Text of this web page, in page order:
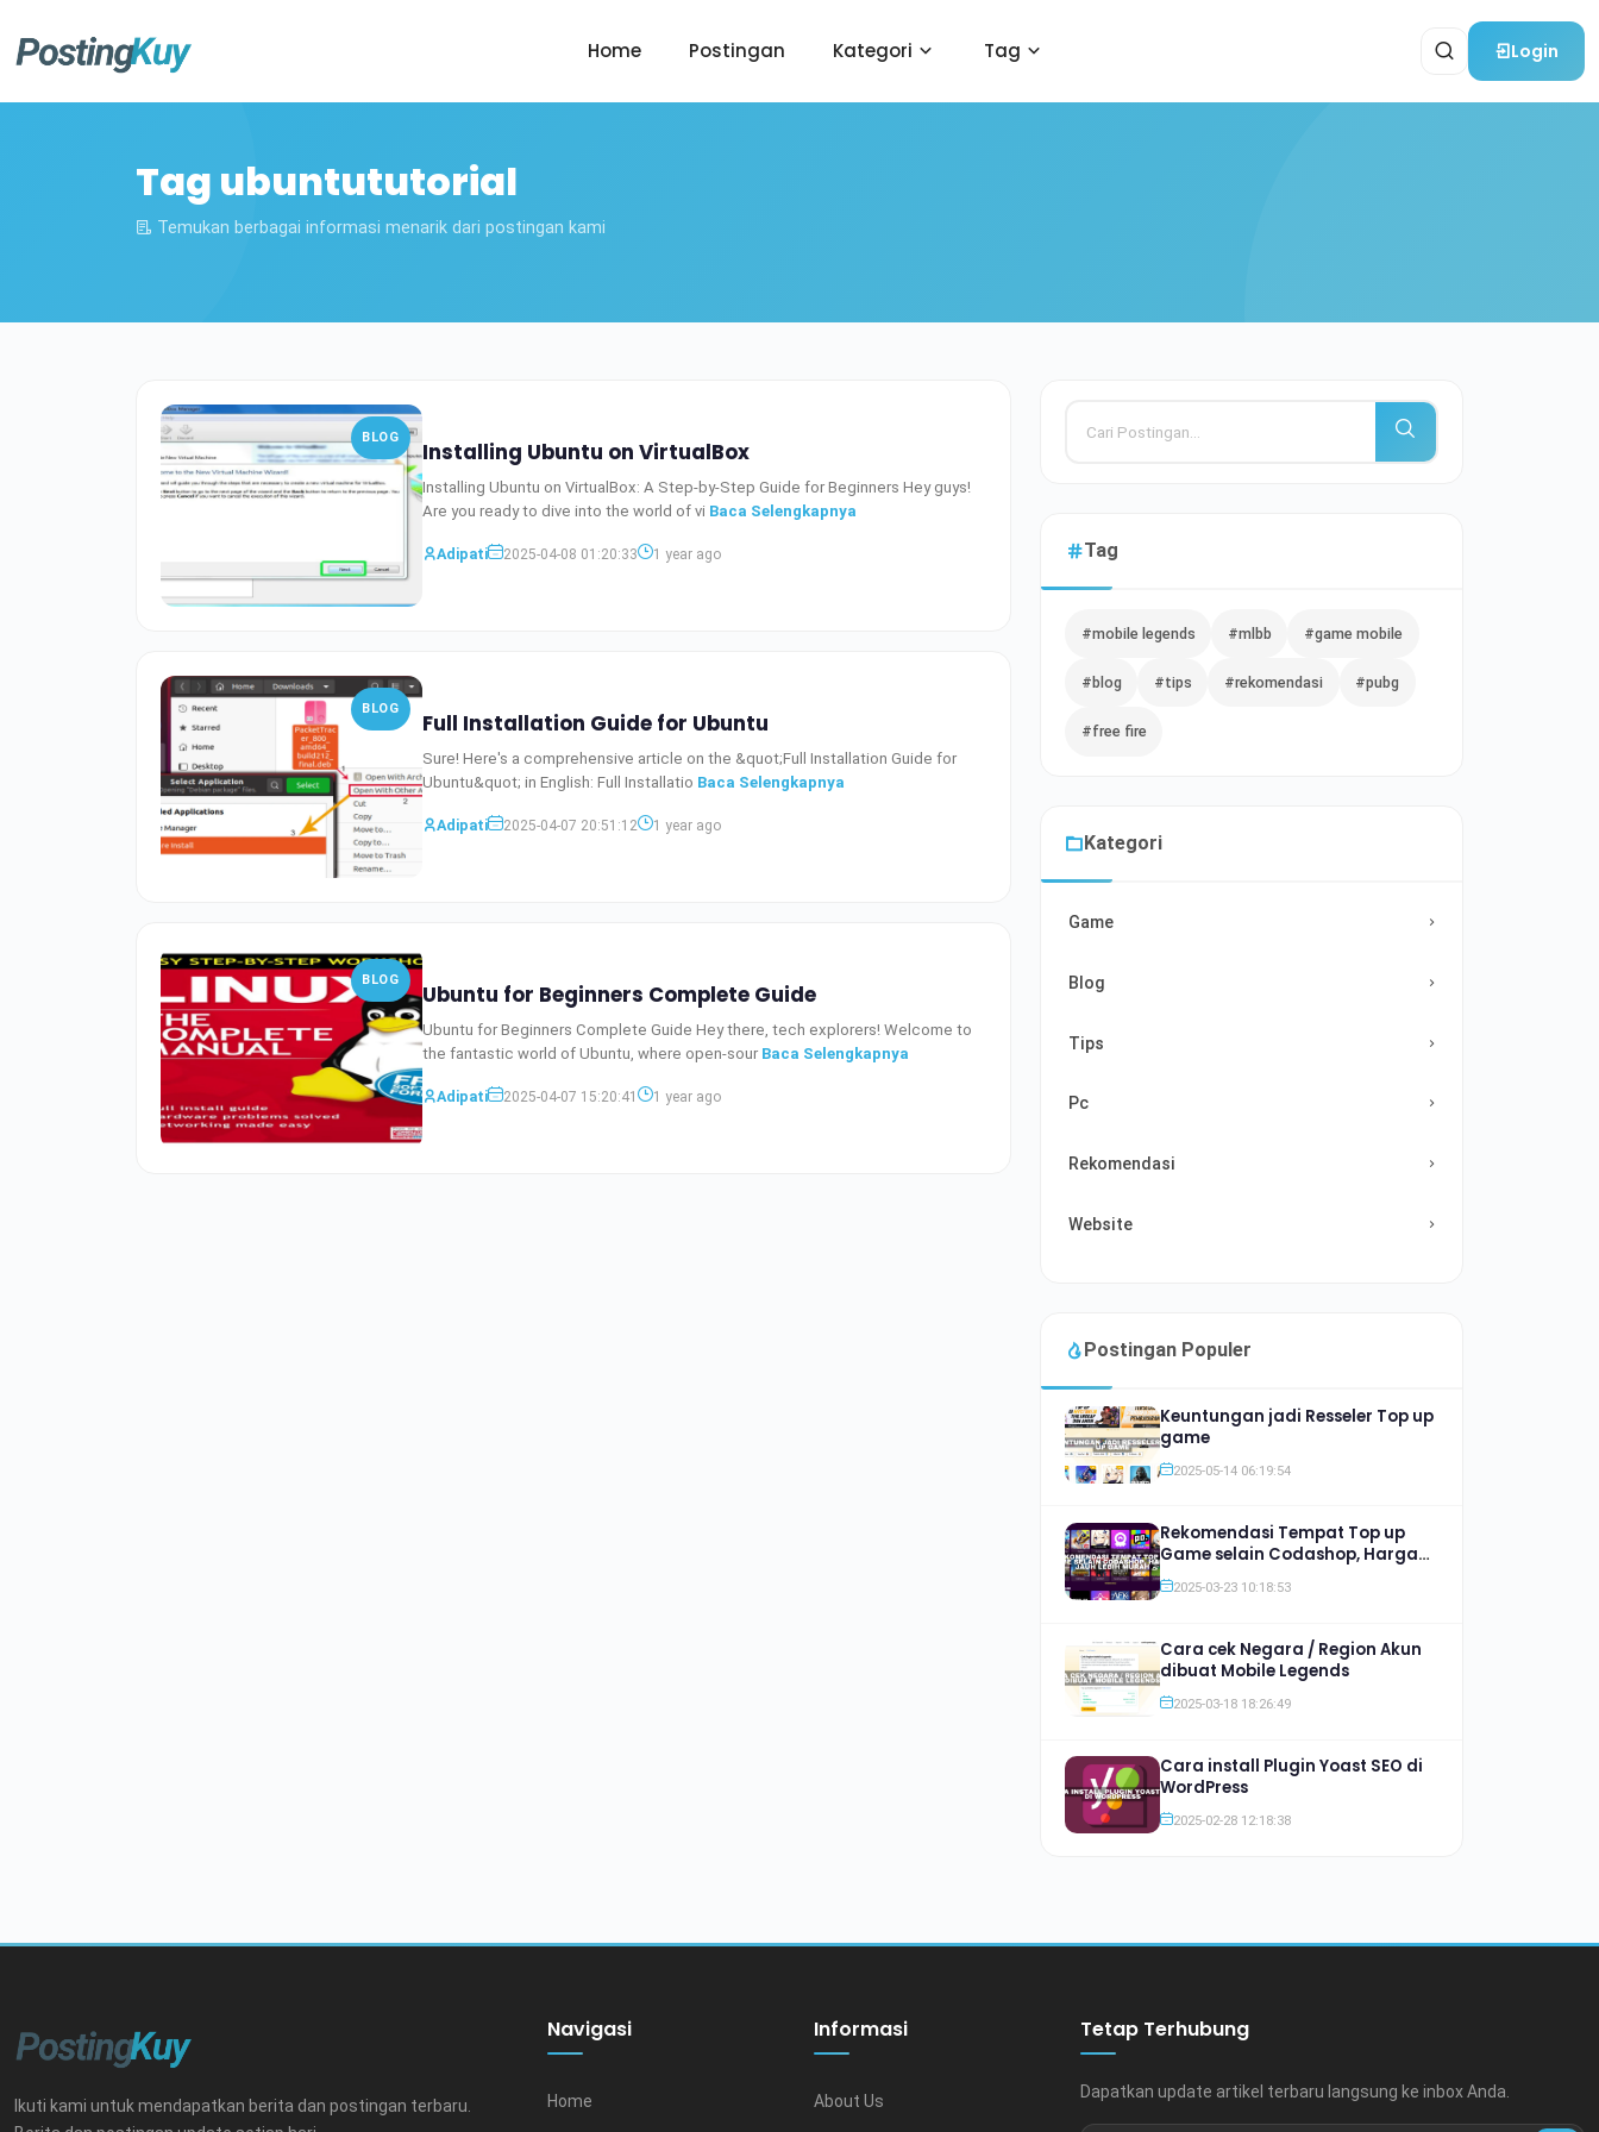
Home Postingan Kategori Tag Login
Tag ubuntututorial
Temukan berbagai informasi menarik dari postingan kami
BLOG
Installing Ubuntu on VirtualBox
Installing Ubuntu on VirtualBox: A Step-by-Step Guide for Beginners Hey guys!
Are you ready to dive into the world of vi Baca Selengkapnya
Adipati 2025-04-08 01:20:33 1 year ago
BLOG
Full Installation Guide for Ubuntu
Sure! Here's a comprehensive article on the &quot;Full Installation Guide for
Ubuntu&quot; in English: Full Installatio Baca Selengkapnya
Adipati 2025-04-07 20:51:12 1 year ago
BLOG
Ubuntu for Beginners Complete Guide
Ubuntu for Beginners Complete Guide Hey there, tech explorers! Welcome to
the fantastic world of Ubuntu, where open-sour Baca Selengkapnya
Adipati 2025-04-07 15:20:41 1 year ago
Tag
#mobile legends #mlbb #game mobile
#blog #tips #rekomendasi #pubg
#free fire
Kategori
Game
Blog
Tips
Pc
Rekomendasi
Website
Postingan Populer
Keuntungan jadi Resseler Top up
game
2025-05-14 06:19:54
Rekomendasi Tempat Top up
Game selain Codashop, Harga
Jauh lebih Murah
2025-03-23 10:18:53
Cara cek Negara / Region Akun
dibuat Mobile Legends
2025-03-18 18:26:49
Cara install Plugin Yoast SEO di
WordPress
2025-02-28 12:18:38
Ikuti kami untuk mendapatkan berita dan postingan terbaru.
Navigasi
Home
Informasi
About Us
Tetap Terhubung
Dapatkan update artikel terbaru langsung ke inbox Anda.